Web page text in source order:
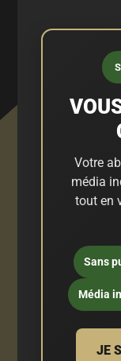
Votre
média
tout en
Sans
Média
JE